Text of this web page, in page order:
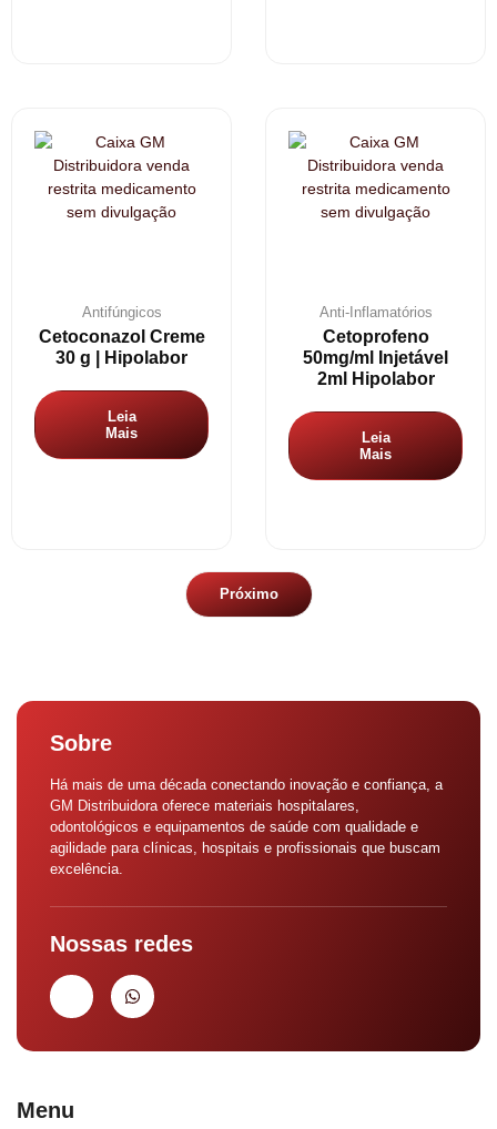
Antifúngicos
Cetoconazol Creme
30 g | Hipolabor
Leia
Mais
Anti-Inflamatórios
Cetoprofeno
50mg/ml Injetável
2ml Hipolabor
Leia
Mais
Próximo
Sobre
Há mais de uma década conectando inovação e confiança, a
GM Distribuidora oferece materiais hospitalares,
odontológicos e equipamentos de saúde com qualidade e
agilidade para clínicas, hospitais e profissionais que buscam
excelência.
Nossas redes
Menu